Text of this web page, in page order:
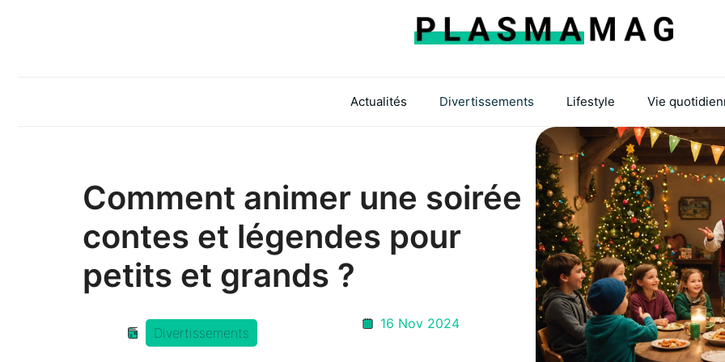
Actualités Divertissements Lifestyle Vie
Comment animer une soirée
contes et légendes pour
petits et grands ?
Divertissements
16 Nov 2024